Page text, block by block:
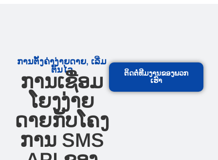
ການ​ຕັ້ງ​ຄ່າ​ງ່າຍ​ດາຍ​, ເລີ່ມ​
ຕົ້ນ​ໄວ​
ການ​ເຊື່ອມ​
ໂຍງ​ງ່າຍ​
ດາຍ​ກັບ​ໂຄງ​
ການ SMS
ຕິດຕໍ່ທີມງານຂອງພວກ
ເຮົາ